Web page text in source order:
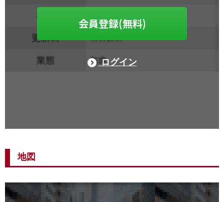
会員登録(無料)
ログイン
地図